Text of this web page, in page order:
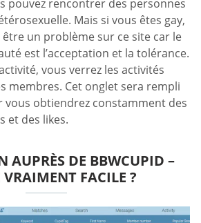
pouvez rencontrer des personnes
Mais si vous êtes gay,
un problème sur ce site car le
est l’acceptation et la tolérance.
vous verrez les activités
membres. Cet onglet sera rempli
vous obtiendrez constamment des
et des likes.
AUPRÈS DE BBWCUPID –
VRAIMENT FACILE ?